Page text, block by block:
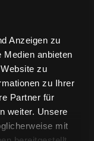
Anzeigen zu
Medien anbieten
zu
zu Ihrer
Partner für
weiter. Unsere
mit